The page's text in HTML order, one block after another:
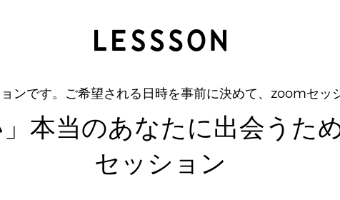
ンです。ご希望される日時を事前に決めて、zoomセッ
」本当のあなたに出会うた
セッション